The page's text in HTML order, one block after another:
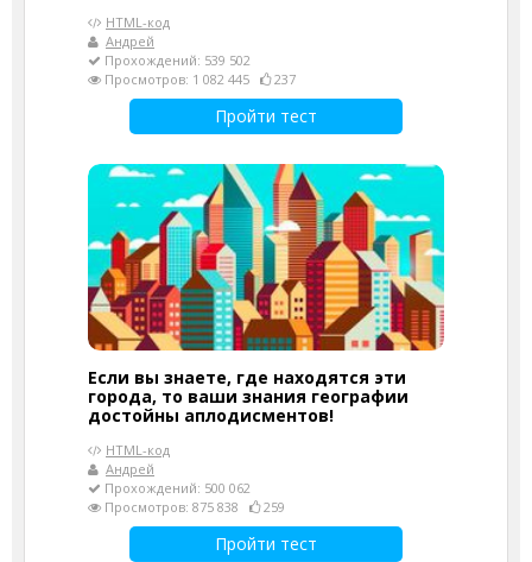
HTML-код
Андрей
Прохождений: 539 502
Просмотров: 1 082 445
237
Пройти тест
Если вы знаете, где находятся эти
города, то ваши знания географии
достойны аплодисментов!
HTML-код
Андрей
Прохождений: 500 062
Просмотров: 875 838
259
Пройти тест